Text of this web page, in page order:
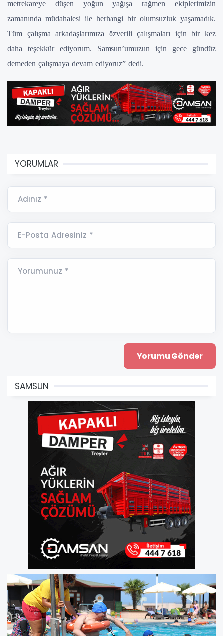
metrekareye düşen yoğun yağışa rağmen ekiplerimizin
zamanında müdahalesi ile herhangi bir olumsuzluk yaşamadık.
Tüm çalışma arkadaşlarımıza özverili çalışmaları için bir kez
daha teşekkür ediyorum. Samsun’umuzun için gece gündüz
demeden çalışmaya devam ediyoruz” dedi.
YORUMLAR
Adınız *
E-Posta Adresiniz *
Yorumunuz *
SAMSUN